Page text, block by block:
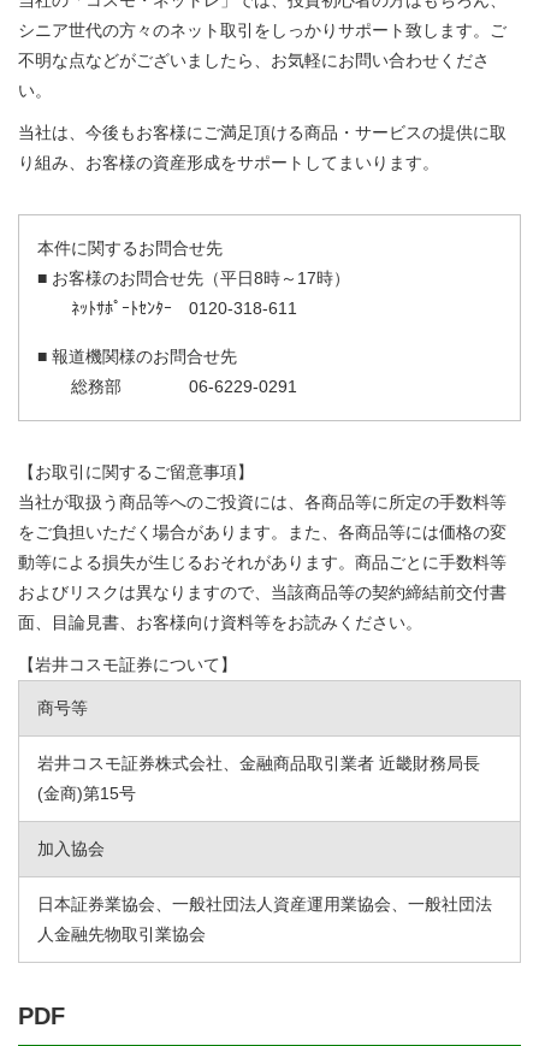
シニア世代の方々のネット取引をしっかりサポート致します。ご
不明な点などがございましたら、お気軽にお問い合わせくださ
い。
当社は、今後もお客様にご満足頂ける商品・サービスの提供に取
り組み、お客様の資産形成をサポートしてまいります。
本件に関するお問合せ先
■ お客様のお問合せ先（平日8時～17時）
ﾈｯﾄｻﾎﾟｰﾄｾﾝﾀｰ 0120-318-611
■ 報道機関様のお問合せ先
総務部 06-6229-0291
【お取引に関するご留意事項】
当社が取扱う商品等へのご投資には、各商品等に所定の手数料等
をご負担いただく場合があります。また、各商品等には価格の変
動等による損失が生じるおそれがあります。商品ごとに手数料等
およびリスクは異なりますので、当該商品等の契約締結前交付書
面、目論見書、お客様向け資料等をお読みください。
【岩井コスモ証券について】
商号等
岩井コスモ証券株式会社、金融商品取引業者 近畿財務局長
(金商)第15号
加入協会
日本証券業協会、一般社団法人資産運用業協会、一般社団法
人金融先物取引業協会
PDF